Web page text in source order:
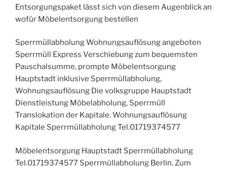
Entsorgungspaket lässt sich von diesem Augenblick an
wofür Möbelentsorgung bestellen
Sperrmüllabholung Wohnungsauflösung angeboten
Sperrmüll Express Verschiebung zum bequemsten
Pauschalsumme, prompte Möbelentsorgung
Hauptstadt inklusive Sperrmüllabholung,
Wohnungsauflösung Die volksgruppe Hauptstadt
Dienstleistung Möbelabholung, Sperrmüll
Translokation der Kapitale. Wohnungsauflösung
Kapitale Sperrmüllabholung Tel.01719374577
Möbelentsorgung Hauptstadt Sperrmüllabholung
Tel.01719374577 Sperrmüllabholung Berlin. Zum